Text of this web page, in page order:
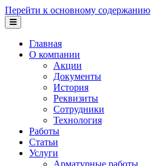
Перейти к основному содержанию
Главная
О компании
Акции
Документы
История
Реквизиты
Сотрудники
Технология
Работы
Статьи
Услуги
Арматурные работы